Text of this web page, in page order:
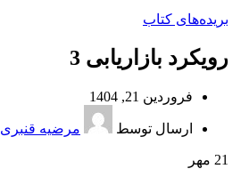
بریده‌های کتاب
رویکرد بازاریابی 3
فروردین 21, 1404
ارسال توسط مرضیه قنبری
21 مهر